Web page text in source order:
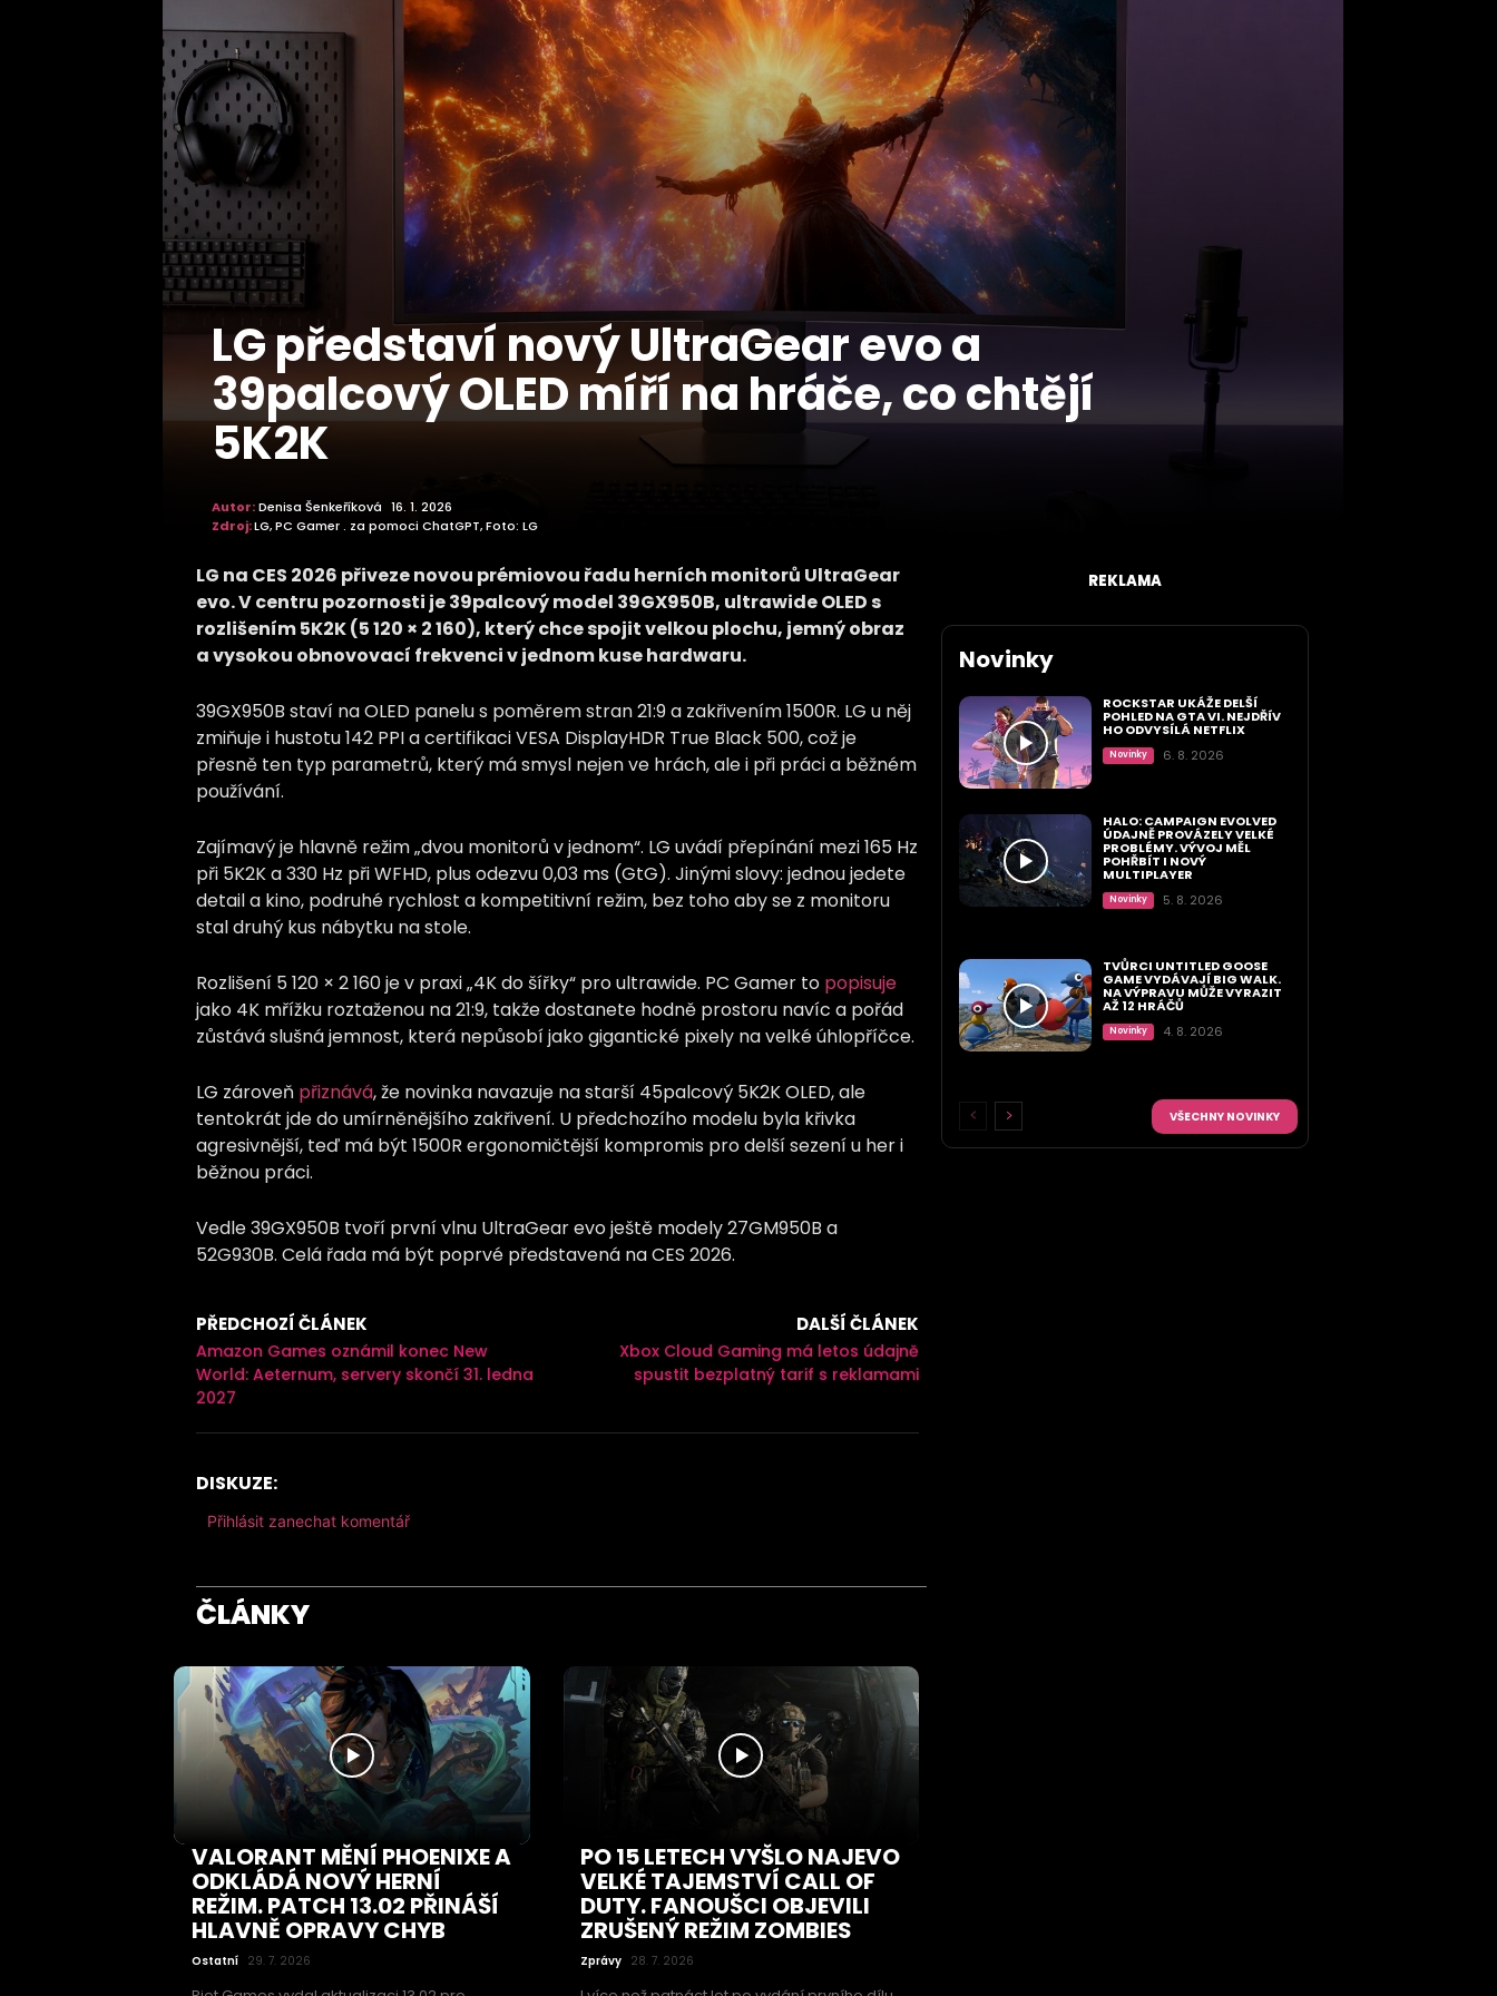
LG představí nový UltraGear evo a
39palcový OLED míří na hráče, co chtějí
5K2K
Autor:Denisa Šenkeříková 16. 1. 2026
Zdroj:LG, PC Gamer . za pomoci ChatGPT, Foto: LG
LG na CES 2026 přiveze novou prémiovou řadu herních monitorů UltraGear
evo. V centru pozornosti je 39palcový model 39GX950B, ultrawide OLED s
rozlišením 5K2K (5 120 × 2 160), který chce spojit velkou plochu, jemný obraz
a vysokou obnovovací frekvenci v jednom kuse hardwaru.
39GX950B staví na OLED panelu s poměrem stran 21:9 a zakřivením 1500R. LG u něj
zmiňuje i hustotu 142 PPI a certifikaci VESA DisplayHDR True Black 500, což je
přesně ten typ parametrů, který má smysl nejen ve hrách, ale i při práci a běžném
používání.
Zajímavý je hlavně režim „dvou monitorů v jednom“. LG uvádí přepínání mezi 165 Hz
při 5K2K a 330 Hz při WFHD, plus odezvu 0,03 ms (GtG). Jinými slovy: jednou jedete
detail a kino, podruhé rychlost a kompetitivní režim, bez toho aby se z monitoru
stal druhý kus nábytku na stole.
Rozlišení 5 120 × 2 160 je v praxi „4K do šířky“ pro ultrawide. PC Gamer to popisuje
jako 4K mřížku roztaženou na 21:9, takže dostanete hodně prostoru navíc a pořád
zůstává slušná jemnost, která nepůsobí jako gigantické pixely na velké úhlopříčce.
LG zároveň přiznává, že novinka navazuje na starší 45palcový 5K2K OLED, ale
tentokrát jde do umírněnějšího zakřivení. U předchozího modelu byla křivka
agresivnější, teď má být 1500R ergonomičtější kompromis pro delší sezení u her i
běžnou práci.
Vedle 39GX950B tvoří první vlnu UltraGear evo ještě modely 27GM950B a
52G930B. Celá řada má být poprvé představená na CES 2026.
PŘEDCHOZÍ ČLÁNEK
Amazon Games oznámil konec New
World: Aeternum, servery skončí 31. ledna
2027
DALŠÍ ČLÁNEK
Xbox Cloud Gaming má letos údajně
spustit bezplatný tarif s reklamami
DISKUZE:
Přihlásit zanechat komentář
ČLÁNKY
VALORANT MĚNÍ PHOENIXE A
ODKLÁDÁ NOVÝ HERNÍ
REŽIM. PATCH 13.02 PŘINÁŠÍ
HLAVNĚ OPRAVY CHYB
Ostatní 29. 7. 2026
PO 15 LETECH VYŠLO NAJEVO
VELKÉ TAJEMSTVÍ CALL OF
DUTY. FANOUŠCI OBJEVILI
ZRUŠENÝ REŽIM ZOMBIES
Zprávy 28. 7. 2026
REKLAMA
Novinky
ROCKSTAR UKÁŽE DELŠÍ
POHLED NA GTA VI. NEJDŘÍV
HO ODVYSÍLÁ NETFLIX
Novinky 6. 8. 2026
HALO: CAMPAIGN EVOLVED
ÚDAJNĚ PROVÁZELY VELKÉ
PROBLÉMY. VÝVOJ MĚL
POHŘBÍT I NOVÝ
MULTIPLAYER
Novinky 5. 8. 2026
TVŮRCI UNTITLED GOOSE
GAME VYDÁVAJÍ BIG WALK.
NA VÝPRAVU MŮŽE VYRAZIT
AŽ 12 HRÁČŮ
Novinky 4. 8. 2026
VŠECHNY NOVINKY